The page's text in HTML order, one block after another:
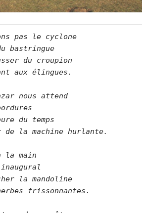
pas le cyclone
bastringue
du croupion
aux élingues.
nous attend
du temps
de la machine hurlante.
à la main
inaugural
la mandoline
herbes frissonnantes.